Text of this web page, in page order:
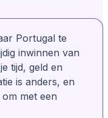
de tijd om het
breken ze
ze je
Portugal te
inwinnen van
tijd, geld en
is anders, en
met een